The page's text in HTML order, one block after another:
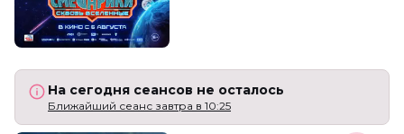
На сегодня сеансов не осталось
Ближайший сеанс завтра в 10:25